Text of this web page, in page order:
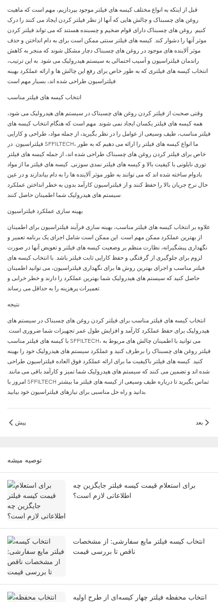
قبل از اینکه به انواع مختلف کیسه های فیلتر موجود بپردازیم، مهم است که ماهیت
روغن های چسبناک و چالش هایی که آنها از نظر فیلتر کردن ایجاد می کنند را درک
کنیم. روغن های چسبناک دارای قوام ضخیم و چسبنده هستند که می تواند فیلتر کردن
موثر آنها را دشوار کند. کیسه های فیلتر سنتی ممکن است برای به دام انداختن و حذف
موثر آلاینده های موجود در روغن های چسبناک دچار مشکل شوند که منجر به کاهش
راندمان فیلتراسیون و آسیب احتمالی به سیستم هیدرولیک می شود. به این ترتیب،
انتخاب کیسه های فیلتری که به طور خاص برای رفع این چالش ها و ارائه عملکرد بهینه
فیلتراسیون طراحی شده اند، بسیار مهم است.
انتخاب کیسه های فیلتر مناسب
وقتی صحبت از فیلتر کردن روغن های چسبناک در سیستم های هیدرولیک می شود،
همه کیسه های فیلتر یکسان ایجاد نمی شوند. مهم است که هنگام انتخاب کیسه های
فیلتر مناسب، طیف وسیعی از عوامل را در نظر بگیرید، از جمله مواد، طراحی و کارایی
فیلتراسیون. در SFFILTECH، ما انواع کیسه های فیلتر را ارائه می دهیم که به طور
خاص برای فیلتر کردن روغن های چسبناک طراحی شده اند، از جمله کیسه های فیلتر
توری نایلونی با کیفیت بالا و کیسه های فیلتر نمدی سوزنی. کیسه های فیلتر ما از مواد
بادوام ساخته شده اند که می توانند به طور موثر آلاینده ها را به دام بیاندازند و در عین
حال نرخ جریان بالا را حفظ کنند و از فیلتراسیون کارآمد بدون به خطر انداختن عملکرد
سیستم های هیدرولیک شما اطمینان حاصل کنند.
بهینه سازی عملکرد فیلتراسیون
علاوه بر انتخاب کیسه های فیلتر مناسب، بهینه سازی فرآیند فیلتراسیون برای اطمینان
از بهترین عملکرد ممکن مهم است. این ممکن است شامل اجرای یک برنامه تعمیر و
نگهداری پیشگیرانه، نظارت منظم بر وضعیت کیسه های فیلتر و تعویض آنها در صورت
لزوم برای جلوگیری از گرفتگی و حفظ کارایی ثابت فیلتر باشد. با انتخاب کیسه های
فیلتر مناسب و اجرای بهترین روش ها برای نگهداری فیلتراسیون، می توانید اطمینان
حاصل کنید که سیستم های هیدرولیک شما بهترین عملکرد را دارند و خطر خرابی و
تعمیرات پرهزینه را به حداقل می رساند.
نتيجه
انتخاب کیسه های فیلتر مناسب برای فیلتر کردن روغن های چسبناک در سیستم های
هیدرولیک برای حفظ عملکرد کارآمد و افزایش طول عمر تجهیزات شما ضروری است.
با کیسه های فیلتر مناسب SFFILTECH، می توانید با اطمینان چالش های مربوط به
فیلتر روغن های چسبناک را برطرف کنید و عملکرد سیستم های هیدرولیک خود را بهینه
کنید. کیسه های فیلتر باکیفیت ما برای ارائه عملکرد فوق العاده فیلتراسیون طراحی
شده اند و تضمین می کنند که سیستم های هیدرولیک شما تمیز و کارآمد باقی می مانند.
امروز با SFFILTECH تماس بگیرید تا درباره طیف وسیعی از کیسه های فیلتر ما بیشتر
بدانید و راه حل مناسبی برای نیازهای فیلتراسیون خود بیابید.
پیش بعد
توصيه ميشه
برای استعلام قیمت کیسه فیلتر جایگزین چه
اطلاعاتی لازم است؟
انتخاب کیسه فیلتر مایع سفارشی: از مشخصات
ناقص تا بررسی قیمت
انتخاب محفظه فیلتر چهار کیسه‌ای از طرح اولیه